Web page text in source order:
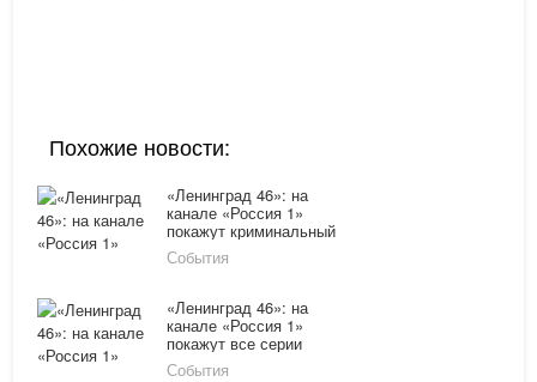
Похожие новости:
«Ленинград 46»: на
канале «Россия 1»
покажут криминальный
сериал
События
«Ленинград 46»: на
канале «Россия 1»
покажут все серии
События